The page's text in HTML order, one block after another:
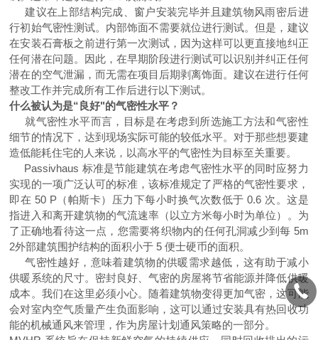
建议在上部结构完成、窗户安装完毕并且建筑物风雨密后进
行初始气密性测试。内部饰面不需要就位进行测试。但是，建议
在安装石膏板之前进行第一次测试，因为这样可以更直接地纠正
任何潜在问题。因此，在早期阶段进行测试可以识别并纠正任何
潜在的空气泄漏，而无需在项目后期剥离饰面。建议在进行任何
整改工作并完成所有工作后进行以下测试。
什么被认为是“良好"的气密性水平？
就气密性水平而言，目标是在考虑到所选施工方法和气密性
细节的情况下，达到现场实际可能的较低水平。对于那些想要建
造低能耗住宅的人来说，以高水平的气密性为目标至关重要。
Passivhaus 标准是节能建筑在考虑气密性水平的同时应努力
实现的一项广泛认可的标准，该标准规定了严格的气密性要求，
即在 50 P（帕斯卡）压力下每小时换气次数低于 0.6 次。这是
指进入和离开建筑物的气流速率（以立方米每小时为单位）。为
了正确地看待这一点，您需要将织物内的任何孔洞减少到每 5m
2外部建筑围护结构的面积小于 5 便士硬币的面积。
气密性越好，意味着建筑物的供暖需求越低，这有助于减小
供暖系统的尺寸。密封良好、气密的房屋将节省能源并降低供暖
成本。我们在这里必须小心。随着建筑物变得更加气密，这可能
会对室内空气质量产生负面影响，这可以通过安装具有热回收功
能的机械通风来管理，作为房屋计划通风策略的一部分。